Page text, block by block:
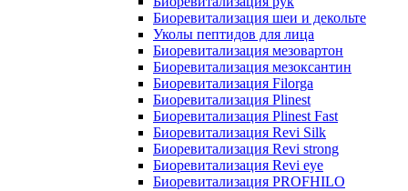
Биоревитализация шеи и декольте
Уколы пептидов для лица
Биоревитализация мезовартон
Биоревитализация мезоксантин
Биоревитализация Filorga
Биоревитализация Plinest
Биоревитализация Plinest Fast
Биоревитализация Revi Silk
Биоревитализация Revi strong
Биоревитализация Revi eye
Биоревитализация PROFHILO